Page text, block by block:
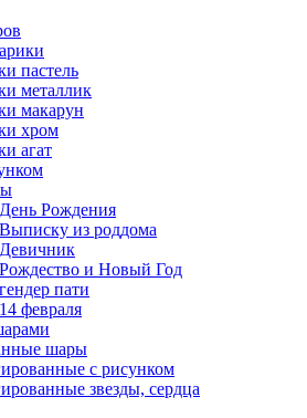
пастель
металлик
макарун
хром
агат
Рождения
из роддома
и Новый Год
пати
февраля
шары
с рисунком
звезды, сердца